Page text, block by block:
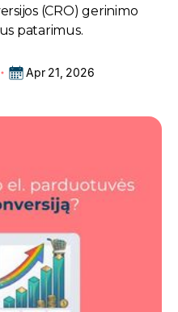
(CRO) gerinimo
patarimus.
Apr 21, 2026